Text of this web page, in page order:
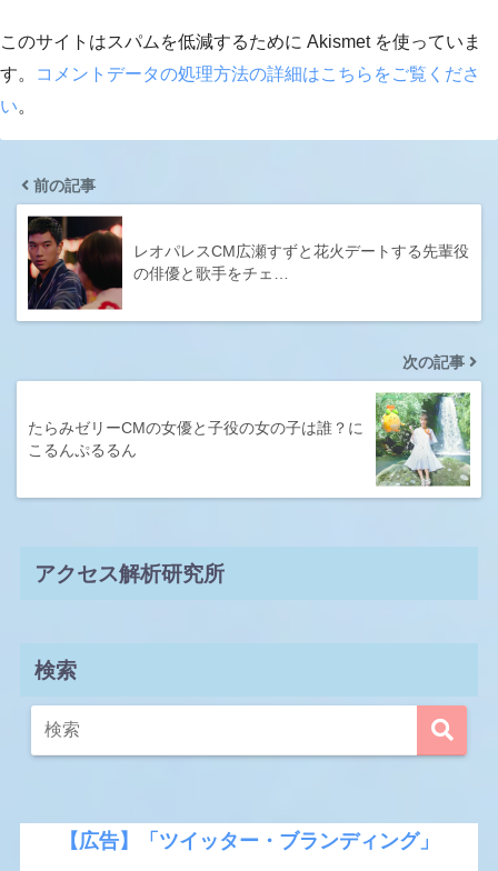
このサイトはスパムを低減するために Akismet を使っていま
す。
コメントデータの処理方法の詳細はこちらをご覧くださ
い。
前の記事
レオパレスCM広瀬すずと花火デートする先輩役
の俳優と歌手をチェ…
次の記事
たらみゼリーCMの女優と子役の女の子は誰？に
こるんぷるるん
アクセス解析研究所
検索
【広告】「ツイッター・ブランディング」